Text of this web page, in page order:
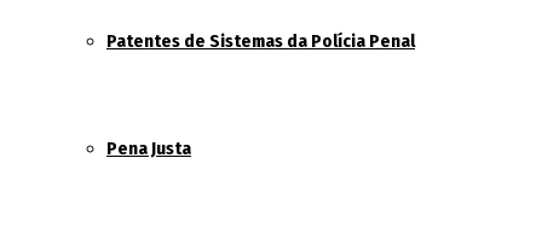
Patentes de Sistemas da Polícia Penal
Pena Justa